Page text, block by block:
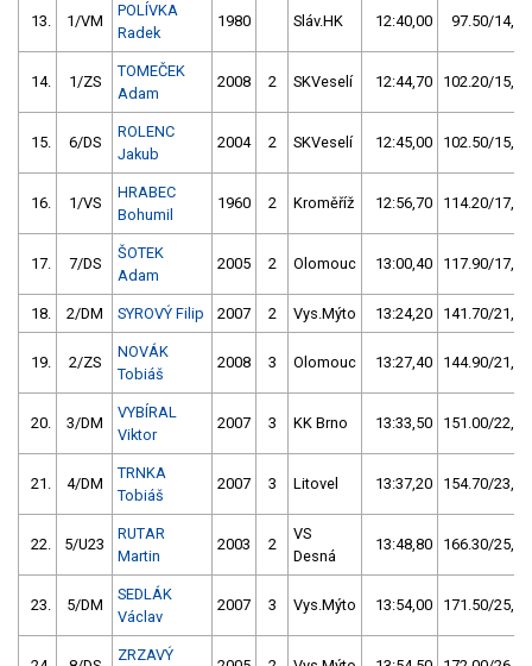
13. 1/VM
POLÍVKA
Radek
1980 Sláv.HK 12:40,00 97.50/14,7
14. 1/ZS
TOMEČEK
Adam
2008 2 SKVeselí 12:44,70 102.20/15,4
15. 6/DS
ROLENC
Jakub
2004 2 SKVeselí 12:45,00 102.50/15,5
16. 1/VS
HRABEC
Bohumil
1960 2 Kroměříž 12:56,70 114.20/17,2
17. 7/DS
ŠOTEK
Adam
2005 2 Olomouc 13:00,40 117.90/17,8
18. 2/DM SYROVÝ Filip 2007 2 Vys.Mýto 13:24,20 141.70/21,4
19. 2/ZS
NOVÁK
Tobiáš
2008 3 Olomouc 13:27,40 144.90/21,9
20. 3/DM
VYBÍRAL
Viktor
2007 3 KK Brno 13:33,50 151.00/22,8
21. 4/DM
TRNKA
Tobiáš
2007 3 Litovel 13:37,20 154.70/23,4
22. 5/U23
RUTAR
Martin
2003 2
VS
Desná
13:48,80 166.30/25,1
23. 5/DM
SEDLÁK
Václav
2007 3 Vys.Mýto 13:54,00 171.50/25,9
ZRZAVÝ